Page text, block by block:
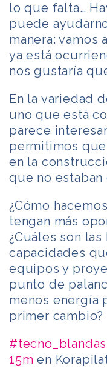
lo que falta…
puede
manera: vamos
ya está
nos gustaría
En la variedad
uno que está
parece
permitimos
en la
que no estaban
¿Cómo
tengan más
¿Cuáles son
capacidades
equipos y
punto de
menos energía
primer cambio?
15m en